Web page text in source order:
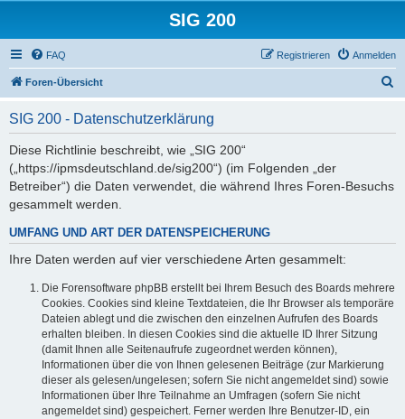
SIG 200
FAQ Anmelden
Registrieren
Foren-Übersicht
SIG 200 - Datenschutzerklärung
Diese Richtlinie beschreibt, wie „SIG 200“
(„https://ipmsdeutschland.de/sig200“) (im Folgenden „der
Betreiber“) die Daten verwendet, die während Ihres Foren-Besuchs
gesammelt werden.
UMFANG UND ART DER DATENSPEICHERUNG
Ihre Daten werden auf vier verschiedene Arten gesammelt:
Die Forensoftware phpBB erstellt bei Ihrem Besuch des Boards mehrere
Cookies. Cookies sind kleine Textdateien, die Ihr Browser als temporäre
Dateien ablegt und die zwischen den einzelnen Aufrufen des Boards
erhalten bleiben. In diesen Cookies sind die aktuelle ID Ihrer Sitzung
(damit Ihnen alle Seitenaufrufe zugeordnet werden können),
Informationen über die von Ihnen gelesenen Beiträge (zur Markierung
dieser als gelesen/ungelesen; sofern Sie nicht angemeldet sind) sowie
Informationen über Ihre Teilnahme an Umfragen (sofern Sie nicht
angemeldet sind) gespeichert. Ferner werden Ihre Benutzer-ID, ein